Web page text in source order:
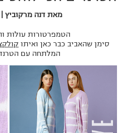
מאת דנה מרקוביץ | 06 מרץ 2023
הטמפרטורות עולות
סימן שהאביב כבר כאן ואיתו
המלתחה עם